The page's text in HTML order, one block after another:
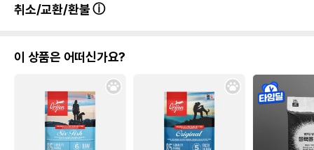
취소/교환/환불
이 상품은 어떠신가요?